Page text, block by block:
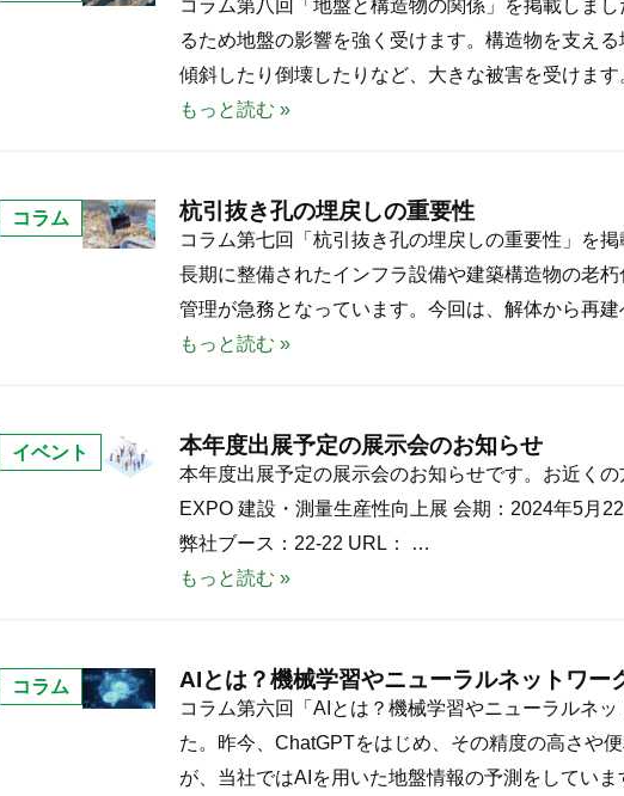
に
出
展
し
た
。
ル
へ
の
組
み
コラム第八回「地盤と構造物の関係」を掲載しま
るため地盤の影響を強く受けます。構造物を支え
傾斜したり倒壊したりなど、大きな被害を受けま
地
盤
と
構
の
関
係
もっと読む »
コラム 杭引抜き孔の埋戻しの重要性
コラム第七回「杭引抜き孔の埋戻しの重要性」を
長期に整備されたインフラ設備や建築構造物の老
管理が急務となっています。今回は、解体から再
杭
引
抜
き
埋
戻
し
の
重
もっと読む »
イベント 本年度出展予定の展示会のお知らせ
本年度出展予定の展示会のお知らせです。お近く
EXPO 建設・測量生産性向上展 会期：2024年5月
弊社ブース：22-22 URL： …
本
年
度
出
定
の
展
示
もっと読む »
コラム AIとは？機械学習やニューラルネットワー
コラム第六回「AIとは？機械学習やニューラルネ
た。昨今、ChatGPTをはじめ、その精度の高さや
が、当社ではAIを用いた地盤情報の予測をしてい
A
I
と